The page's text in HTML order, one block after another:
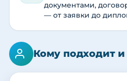
документами,
— от заявки до
Кому подходит и